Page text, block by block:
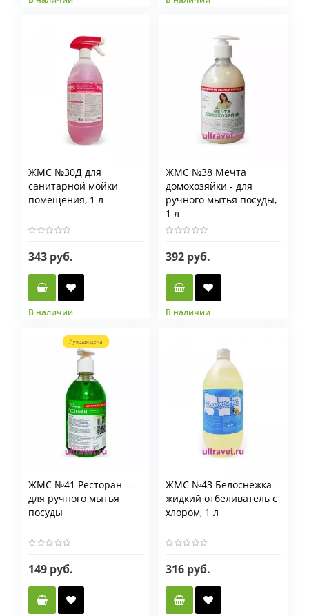
ЖМС №30Д для
санитарной мойки
помещения, 1 л
343 руб.
В наличии
ЖМС №38 Мечта
домохозяйки - для
ручного мытья посуды,
1 л
392 руб.
В наличии
ЖМС №41 Ресторан —
для ручного мытья
посуды
149 руб.
ЖМС №43 Белоснежка -
жидкий отбеливатель с
хлором, 1 л
316 руб.